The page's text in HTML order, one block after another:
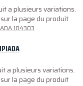
a plusieurs variations.
la page du produit
a plusieurs variations.
la page du produit